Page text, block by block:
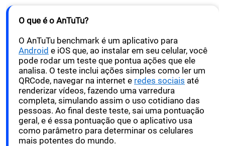
O que é o AnTuTu?
O AnTuTu benchmark é um aplicativo para
Android e iOS que, ao instalar em seu celular, você
pode rodar um teste que pontua ações que ele
analisa. O teste inclui ações simples como ler um
QRCode, navegar na internet e redes sociais até
renderizar vídeos, fazendo uma varredura
completa, simulando assim o uso cotidiano das
pessoas. Ao final deste teste, sai uma pontuação
geral, e é essa pontuação que o aplicativo usa
como parâmetro para determinar os celulares
mais potentes do mundo.